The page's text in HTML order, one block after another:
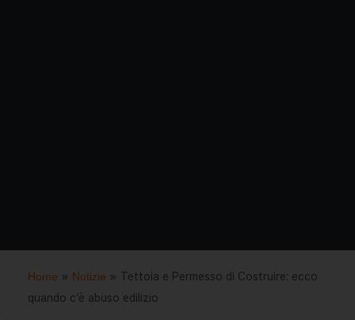
Home » Notizie » Tettoia e Permesso di Costruire: ecco
quando c’è abuso edilizio